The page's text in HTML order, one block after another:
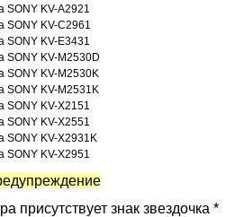
SONY KV-A2921
SONY KV-C2961
SONY KV-E3431
SONY KV-M2530D
SONY KV-M2530K
SONY KV-M2531K
SONY KV-X2151
SONY KV-X2551
SONY KV-X2931K
SONY KV-X2951
присутствует знак звездочка *